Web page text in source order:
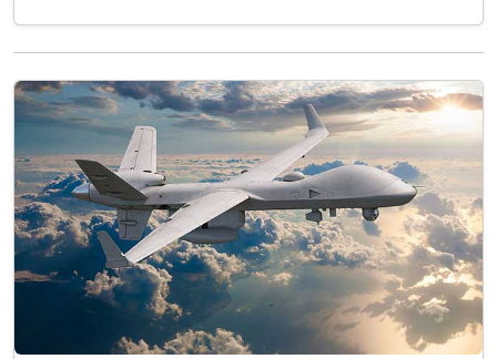
Cette décision, dictée en haut lieu, vise à
C-130H et à soutenir les opérations
logistiques et humanitaires sur…Lire la suite